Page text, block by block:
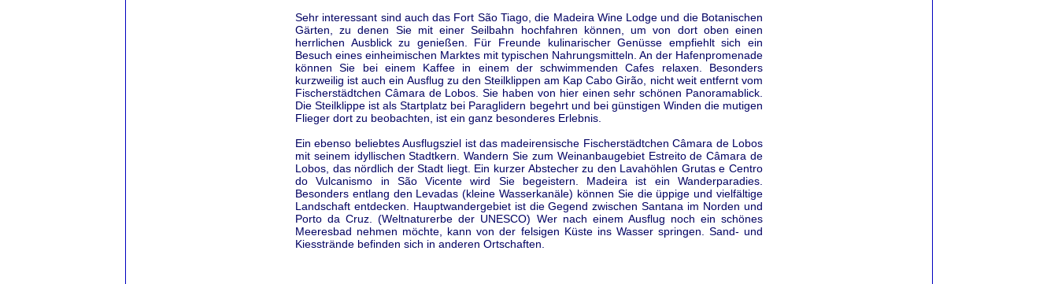
Sehr interessant sind auch das Fort São Tiago, die Madeira Wine Lodge und die Botanischen
Gärten, zu denen Sie mit einer Seilbahn hochfahren können, um von dort oben einen
herrlichen Ausblick zu genießen. Für Freunde kulinarischer Genüsse empfiehlt sich ein
Besuch eines einheimischen Marktes mit typischen Nahrungsmitteln. An der Hafenpromenade
können Sie bei einem Kaffee in einem der schwimmenden Cafes relaxen. Besonders
kurzweilig ist auch ein Ausflug zu den Steilklippen am Kap Cabo Girão, nicht weit entfernt vom
Fischerstädtchen Câmara de Lobos. Sie haben von hier einen sehr schönen Panoramablick.
Die Steilklippe ist als Startplatz bei Paraglidern begehrt und bei günstigen Winden die mutigen
Flieger dort zu beobachten, ist ein ganz besonderes Erlebnis.
Ein ebenso beliebtes Ausflugsziel ist das madeirensische Fischerstädtchen Câmara de Lobos
mit seinem idyllischen Stadtkern. Wandern Sie zum Weinanbaugebiet Estreito de Câmara de
Lobos, das nördlich der Stadt liegt. Ein kurzer Abstecher zu den Lavahöhlen Grutas e Centro
do Vulcanismo in São Vicente wird Sie begeistern. Madeira ist ein Wanderparadies.
Besonders entlang den Levadas (kleine Wasserkanäle) können Sie die üppige und vielfältige
Landschaft entdecken. Hauptwandergebiet ist die Gegend zwischen Santana im Norden und
Porto da Cruz. (Weltnaturerbe der UNESCO) Wer nach einem Ausflug noch ein schönes
Meeresbad nehmen möchte, kann von der felsigen Küste ins Wasser springen. Sand- und
Kiesstrände befinden sich in anderen Ortschaften.